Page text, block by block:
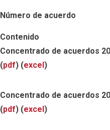
Número de acuerdo
Contenido
Concentrado de acuerdos
(pdf) (excel)
Concentrado de acuerdos
(pdf) (excel)